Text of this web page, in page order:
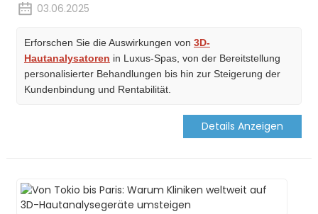
03.06.2025
Erforschen Sie die Auswirkungen von 3D-
Hautanalysatoren in Luxus-Spas, von der Bereitstellung
personalisierter Behandlungen bis hin zur Steigerung der
Kundenbindung und Rentabilität.
Details Anzeigen